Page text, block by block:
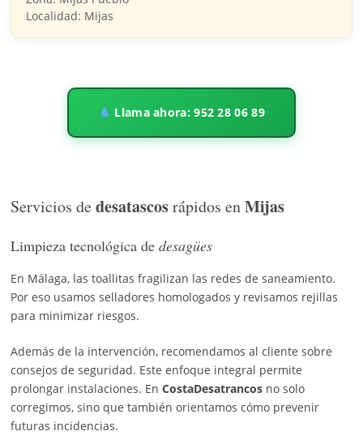
Localidad: Mijas
Llama ahora: 952 28 06 89
Servicios dedesatascosrápidos enMijas
Limpieza tecnológica de desagües
En Málaga, las toallitas fragilizan las redes de saneamiento.
Por eso usamos selladores homologados y revisamos rejillas
para minimizar riesgos.
Además de la intervención, recomendamos al cliente sobre
consejos de seguridad. Este enfoque integral permite
prolongar instalaciones. En CostaDesatrancosno solo
corregimos, sino que también orientamos cómo prevenir
futuras incidencias.